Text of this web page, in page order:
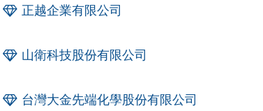
正越企業有限公司
山衛科技股份有限公司
台灣大金先端化學股份有限公司